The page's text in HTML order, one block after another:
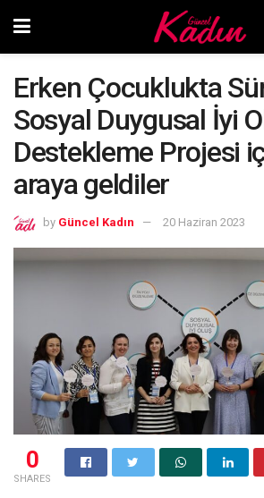
Erken Çocuklukta
Sosyal Duygusal İyi
Destekleme Projesi
araya geldiler
by Güncel Kadın 20 Haziran 2023
0
SHARES